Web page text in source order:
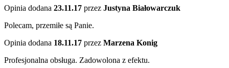
Opinia dodana 23.11.17 przez Justyna Białowarczuk
Polecam, przemiłe są Panie.
Opinia dodana 18.11.17 przez Marzena Konig
Profesjonalna obsługa. Zadowolona z efektu.